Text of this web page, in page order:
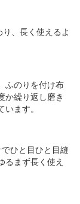
、長く使えるよ
ふのりを付け布
か繰り返し磨き
ます。
ひと目ひと目縫
るまず長く使え